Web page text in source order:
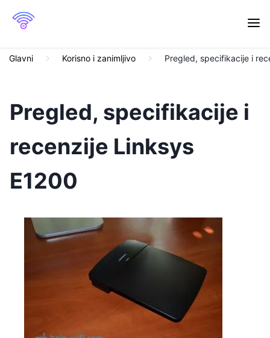
Glavni Korisno i zanimljivo Pregled, specifikacije i
Pregled, specifikacije i
recenzije Linksys
E1200